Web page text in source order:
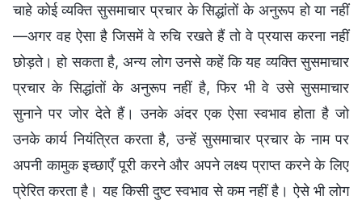
चाहे कोई व्यक्ति सुसमाचार प्रचार के सिद्धांतों के अनुरूप हो या नहीं
—अगर वह ऐसा है जिसमें वे रुचि रखते हैं तो वे प्रयास करना नहीं
छोड़ते। हो सकता है, अन्य लोग उनसे कहें कि यह व्यक्ति सुसमाचार
प्रचार के सिद्धांतों के अनुरूप नहीं है, फिर भी वे उसे सुसमाचार
सुनाने पर जोर देते हैं। उनके अंदर एक ऐसा स्वभाव होता है जो
उनके कार्य नियंत्रित करता है, उन्हें सुसमाचार प्रचार के नाम पर
अपनी कामुक इच्छाएँ पूरी करने और अपने लक्ष्य प्राप्त करने के लिए
प्रेरित करता है। यह किसी दुष्ट स्वभाव से कम नहीं है। ऐसे भी लोग